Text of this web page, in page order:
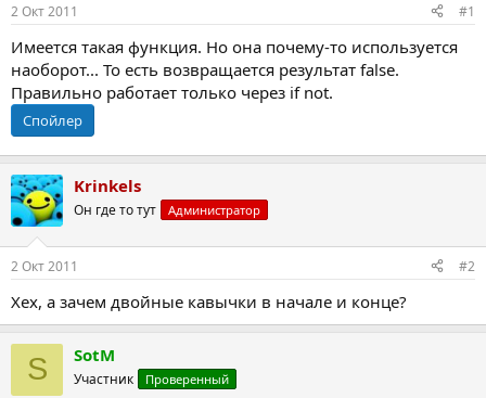
м
ы
а
л
а
2 Окт 2011 #1
Имеется такая функция. Но она почему-то используется
наоборот... То есть возвращается результат false.
Правильно работает только через if not.
Спойлер
Krinkels
Он где то тут Администратор
2 Окт 2011 #2
Хех, а зачем двойные кавычки в начале и конце?
S SotM
Участник Проверенный